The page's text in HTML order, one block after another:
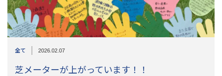
全て | 2026.02.07
芝メーターが上がっています！！